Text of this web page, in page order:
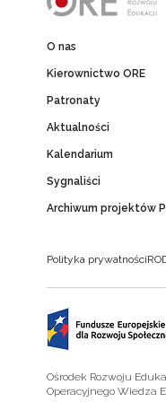
O nas
Kierownictwo ORE
Patronaty
Aktualności
Kalendarium
Sygnaliści
Archiwum projektów
Polityka prywatności
Ośrodek Rozwoju
Operacyjnego Wiedza